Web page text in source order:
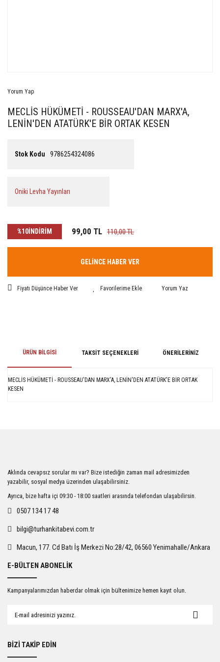
Yorum Yap
MECLİS HÜKÜMETİ - ROUSSEAU'DAN MARX'A,
LENİN'DEN ATATÜRK'E BİR ORTAK KESEN
Stok Kodu 9786254324086
Oniki Levha Yayınları
%10İNDİRİM 99,00 TL 110,00 TL
GELİNCE HABER VER
Fiyatı Düşünce Haber Ver Yorum Yaz
ÜRÜN BILGISI TAKSIT SEÇENEKLERI ÖNERILERINIZ
MECLİS HÜKÜMETİ - ROUSSEAU'DAN MARX'A, LENİN'DEN ATATÜRK'E BİR ORTAK
KESEN
Ürün açıklamasında eksik bilgiler bulunuyor.
Ürün bilgilerinde hatalar bulunuyor.
Ürün fiyatı diğer sitelerden daha pahalı.
Gönder
Aklında cevapsız sorular mı var? Bize istediğin zaman mail adresimizden
yazabilir, sosyal medya üzerinden ulaşabilirsiniz.
Ayrıca, bize hafta içi 09:30 - 18:00 saatleri arasında telefondan ulaşabilirsin.
0507 134 17 48
bilgi@turhankitabevi.com.tr
Macun, 177. Cd Batı İş Merkezi No:28/42, 06560 Yenimahalle/Ankara
E-BÜLTEN ABONELİK
Kampanyalarımızdan haberdar olmak için bültenimize hemen kayıt olun.
BİZİ TAKİP EDİN